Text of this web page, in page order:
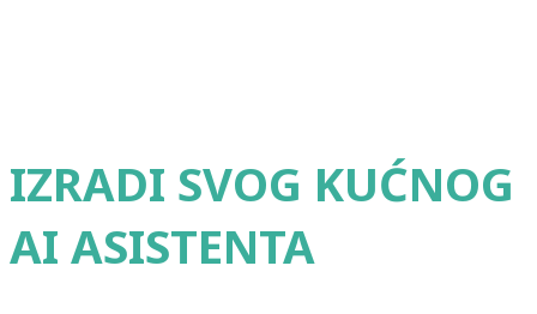
IZRADI SVOG KUĆNOG
AI ASISTENTA